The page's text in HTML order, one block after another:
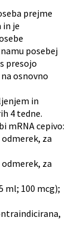
prejme
in je
posebej
presojo
osnovno
in
4 tedne.
mRNA cepivo:
za
za
ml; 100 mcg);